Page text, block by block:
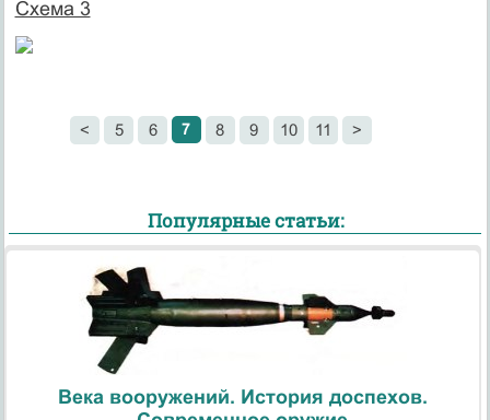
Схема 3
< 5 6 7 8 9 10 11 >
Популярные статьи:
Века вооружений. История доспехов.